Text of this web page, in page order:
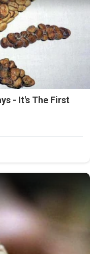
- It's The First